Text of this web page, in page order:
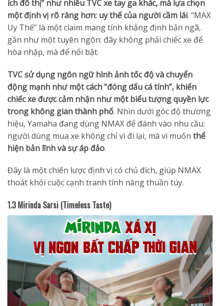
ích đô thị” như nhiều TVC xe tay ga khác, mà lựa chọn
một định vị rõ ràng hơn: uy thế của người cầm lái. “MAX
Uy Thế” là một claim mang tính khẳng định bản ngã,
gần như một tuyên ngôn: đây không phải chiếc xe để
hòa nhập, mà để nổi bật.
TVC sử dụng ngôn ngữ hình ảnh tốc độ và chuyển
động mạnh như một cách “đóng dấu cá tính”, khiến
chiếc xe được cảm nhận như một biểu tượng quyền lực
trong không gian thành phố. Nhìn dưới góc độ thương
hiệu, Yamaha đang dùng NMAX để đánh vào nhu cầu:
người dùng mua xe không chỉ vì đi lại, mà vì muốn thể
hiện bản lĩnh và sự áp đảo.
Đây là một chiến lược định vị có chủ đích, giúp NMAX
thoát khỏi cuộc cạnh tranh tính năng thuần túy.
1.3 Mirinda Sarsi (Timeless Taste)